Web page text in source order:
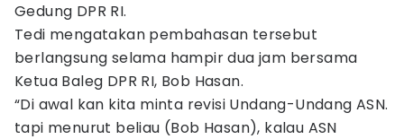
Gedung DPR RI.
Tedi mengatakan pembahasan tersebut
berlangsung selama hampir dua jam bersama
Ketua Baleg DPR RI, Bob Hasan.
“Di awal kan kita minta revisi Undang-Undang ASN.
tapi menurut beliau (Bob Hasan), kalau ASN